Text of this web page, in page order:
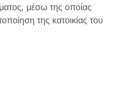
μέσω της οποίας
της κατοικίας του